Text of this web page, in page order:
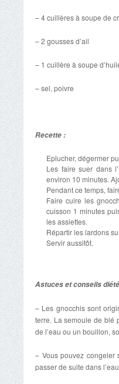
– 4 cuillères à soupe de
– 2 gousses d’ail
– 1 cuillère à soupe
– sel, poivre
Recette :
Eplucher, dégermer
Les faire suer dans
environ 10 minutes.
Pendant ce temps,
Faire cuire les
cuisson 1 minutes
les assiettes.
Répartir les lardons
Servir aussitôt.
Astuces et conseils
– Les gnocchis sont
terre. La semoule de blé
de l’eau ou un bouillon,
– Vous pouvez congeler
passer de suite dans